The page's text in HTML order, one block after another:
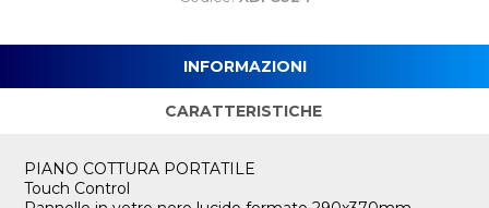
INFORMAZIONI
CARATTERISTICHE
PIANO COTTURA PORTATILE
Touch Control